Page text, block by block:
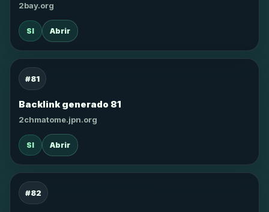
2bay.org
SI Abrir
#81
Backlink generado 81
2chmatome.jpn.org
SI Abrir
#82